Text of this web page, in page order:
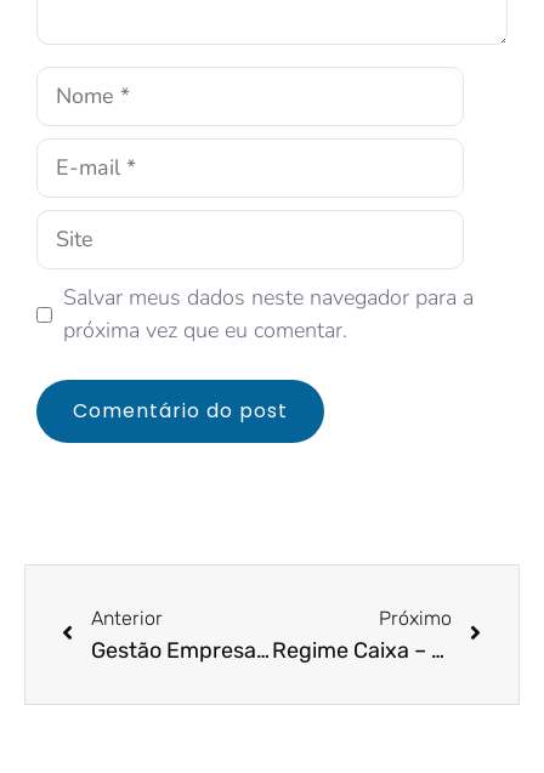
Salvar meus dados neste navegador para a
próxima vez que eu comentar.
Anterior
Gestão Empresarial – como identificar problemas e desenvolver solução
Próximo
Regime Caixa – Entenda o que é melhor para sua empresa